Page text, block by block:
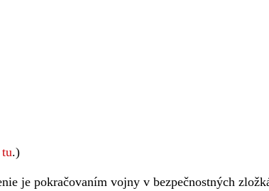
tu.)
je pokračovaním vojny v bezpečnostných